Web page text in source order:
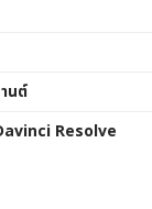
นต์
Resolve